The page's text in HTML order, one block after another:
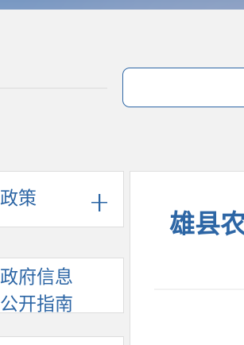
政策
政府信息
公开指南
雄县